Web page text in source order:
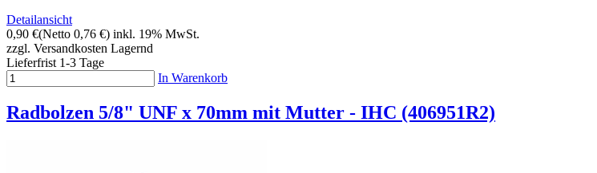
Detailansicht
0,90 €(Netto 0,76 €) inkl. 19% MwSt.
zzgl. Versandkosten Lagernd
Lieferfrist 1-3 Tage
In Warenkorb
Radbolzen 5/8" UNF x 70mm mit Mutter - IHC (406951R2)